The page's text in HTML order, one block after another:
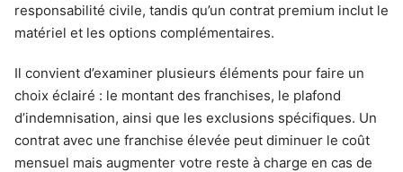
responsabilité civile, tandis qu’un contrat premium inclut le
matériel et les options complémentaires.
Il convient d’examiner plusieurs éléments pour faire un
choix éclairé : le montant des franchises, le plafond
d’indemnisation, ainsi que les exclusions spécifiques. Un
contrat avec une franchise élevée peut diminuer le coût
mensuel mais augmenter votre reste à charge en cas de